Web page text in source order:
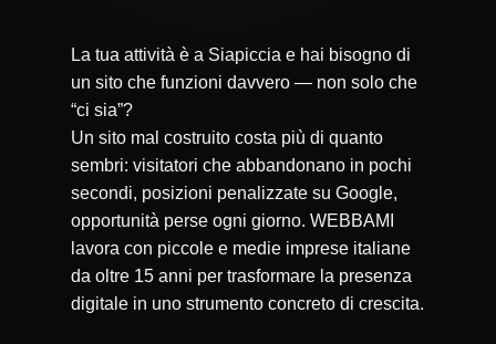
La tua attività è a Siapiccia e hai bisogno di
un sito che funzioni davvero — non solo che
“ci sia”?
Un sito mal costruito costa più di quanto
sembri: visitatori che abbandonano in pochi
secondi, posizioni penalizzate su Google,
opportunità perse ogni giorno. WEBBAMI
lavora con piccole e medie imprese italiane
da oltre 15 anni per trasformare la presenza
digitale in uno strumento concreto di crescita.